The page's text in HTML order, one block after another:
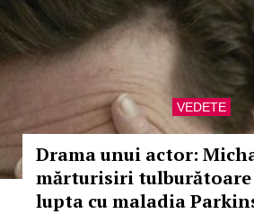
VEDETE
Drama unui actor:
mărturisiri tulburătoare
lupta cu maladia